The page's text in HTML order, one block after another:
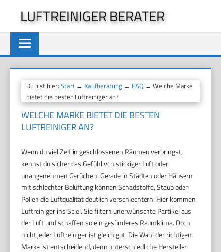
springen
LUFTREINIGER BERATER
Du bist hier:Start → Kaufberatung → FAQ → Welche Marke
bietet die besten Luftreiniger an?
WELCHE MARKE BIETET DIE BESTEN
LUFTREINIGER AN?
Wenn du viel Zeit in geschlossenen Räumen verbringst,
kennst du sicher das Gefühl von stickiger Luft oder
unangenehmen Gerüchen. Gerade in Städten oder Häusern
mit schlechter Belüftung können Schadstoffe, Staub oder
Pollen die Luftqualität deutlich verschlechtern. Hier kommen
Luftreiniger ins Spiel. Sie filtern unerwünschte Partikel aus
der Luft und schaffen so ein gesünderes Raumklima. Doch
nicht jeder Luftreiniger ist gleich gut. Die Wahl der richtigen
Marke ist entscheidend, denn unterschiedliche Hersteller